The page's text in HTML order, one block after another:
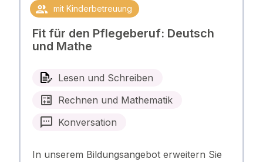
mit Kinderbetreuung
Fit für den Pflegeberuf: Deutsch
und Mathe
Lesen und Schreiben
Rechnen und Mathematik
Konversation
In unserem Bildungsangebot erweitern Sie